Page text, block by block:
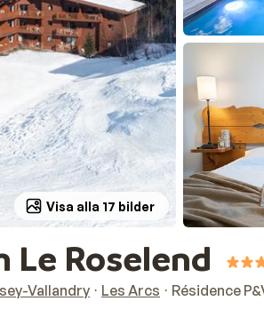
Visa alla 17 bilder
Le Roselend
Vallandry Les Arcs Résidence